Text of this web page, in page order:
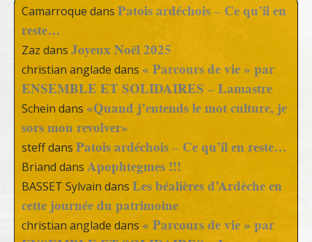
Camarroque dans Patois ardéchois – Ce qu’il en
reste…
Zaz dans Joyeux Noël 2025
christian anglade dans « Parcours de vie » par
ENSEMBLE ET SOLIDAIRES – Lamastre
Schein dans «Quand j’entends le mot culture, je
sors mon revolver»
steffdans Patois ardéchois – Ce qu’il en reste…
Briand dans Apophtegmes !!!
BASSET Sylvain dans Les béalières d’Ardèche en
cette journée du patrimoine
christian anglade dans « Parcours de vie » par